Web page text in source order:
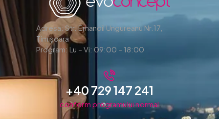
Adresa: Str. Emanoil Ungureanu Nr.17,
Timișoara
Program: Lu – Vi: 09:00 – 18:00
+40 729 147 241
conform programului normal